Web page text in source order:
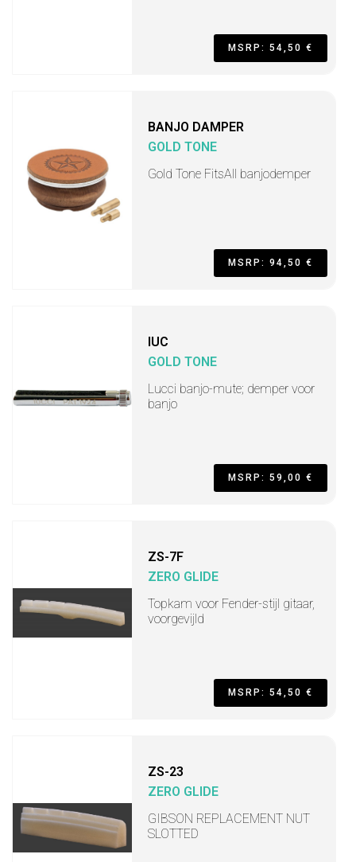
MSRP: 54,50 €
BANJO DAMPER
GOLD TONE
Gold Tone FitsAll banjodemper
MSRP: 94,50 €
IUC
GOLD TONE
Lucci banjo-mute; demper voor
banjo
MSRP: 59,00 €
ZS-7F
ZERO GLIDE
Topkam voor Fender-stijl gitaar,
voorgevijld
MSRP: 54,50 €
ZS-23
ZERO GLIDE
GIBSON REPLACEMENT NUT
SLOTTED